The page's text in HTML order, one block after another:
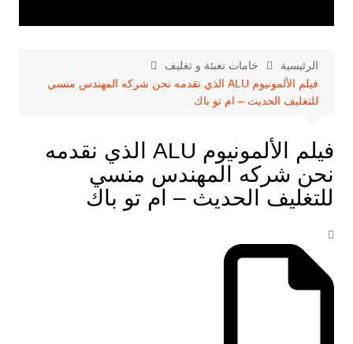
الرئيسية
خامات تعبئة و تغليف
فيلم الألمونيوم ALU الذي نقدمه نحن شركه المهندس منسي
للتغليف الحديث – ام تو باك
فيلم الألمونيوم ALU الذي نقدمه
نحن شركه المهندس منسي
للتغليف الحديث – ام تو باك